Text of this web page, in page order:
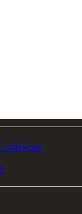
schwarz